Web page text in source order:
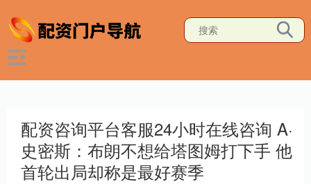
配资咨询平台客服24小时在线咨询 A·
史密斯：布朗不想给塔图姆打下手 他
首轮出局却称是最好赛季